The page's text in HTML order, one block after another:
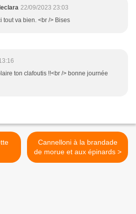
22/09/2023 23:03
tout va bien. <br /> Bises
ton clafoutis !!<br /> bonne journée
Cannelloni à la brandade
de morue et aux épinards >